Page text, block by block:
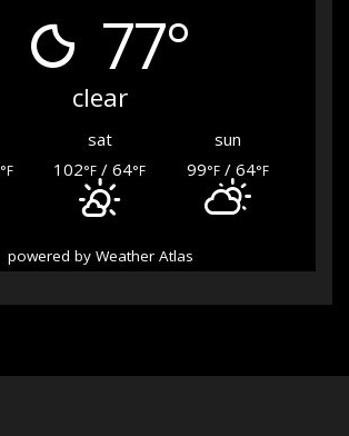
77°
clear
sat
sun
°F 102°F / 64°F 99°F/ 64°F
powered by Weather Atlas